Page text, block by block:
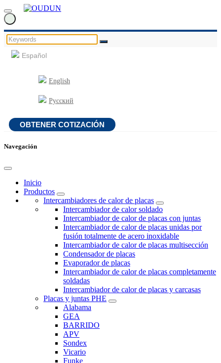
Español
English
Русский
OBTENER COTIZACIÓN
Navegación
Inicio
Productos
Intercambiadores de calor de placas
Intercambiador de calor soldado
Intercambiador de calor de placas con juntas
Intercambiador de calor de placas unidas por
fusión totalmente de acero inoxidable
Intercambiador de calor de placas multisección
Condensador de placas
Evaporador de placas
Intercambiador de calor de placas completamente
soldadas
Intercambiador de calor de placas y carcasas
Placas y juntas PHE
Alabama
GEA
BARRIDO
APV
Sondex
Vicario
Funke